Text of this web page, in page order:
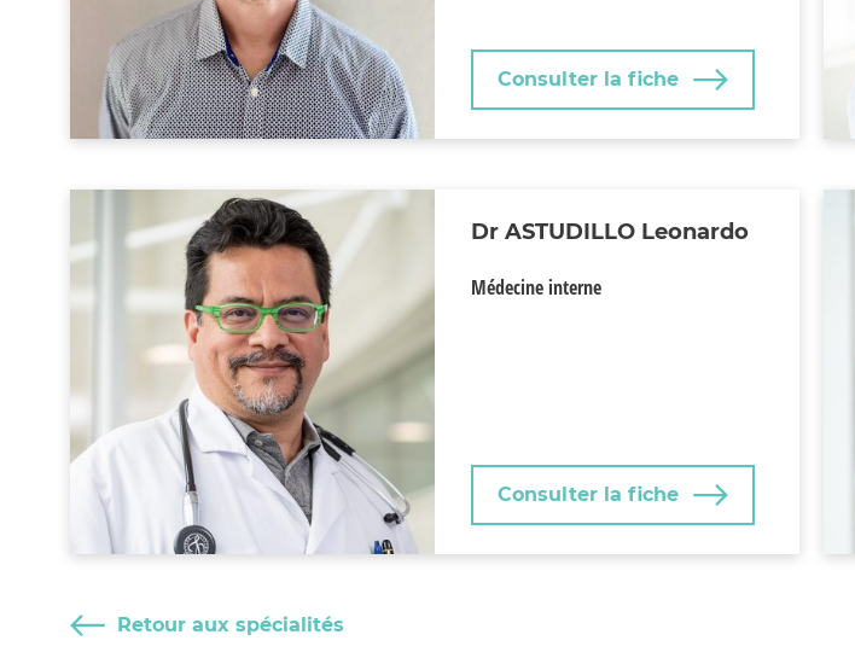
Consulter la fiche
Dr ASTUDILLO Leonardo
Médecine interne
Consulter la fiche
Retour aux spécialités